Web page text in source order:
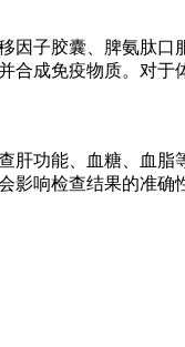
因子胶囊、脾氨肽
合成免疫物质。对于
肝功能、血糖、血脂
影响检查结果的准确